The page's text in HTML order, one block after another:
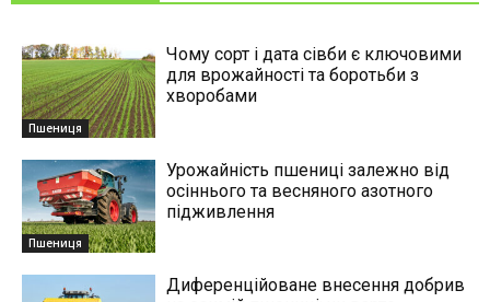
Пшениця
Чому сорт і дата сівби є ключовими
для врожайності та боротьби з
хворобами
Пшениця
Урожайність пшениці залежно від
осіннього та весняного азотного
підживлення
Диференційоване внесення добрив